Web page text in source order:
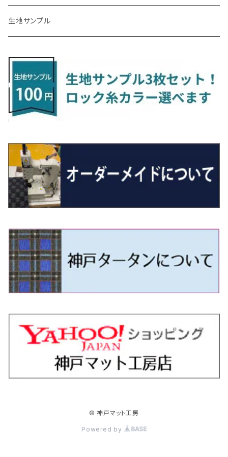
H23/10～R3/3 260系
アルファード/ヴェルファイアＨＶ
H27/1～R5/6 30系
R5/6～ 40系
H24/4～29/10 20系
ヴィッツ
H22/12～R2/3 130系
ヴォクシー
H26/1～R4/1 80系
R4/1～ 90系
エスクァイア
H26/10～R3/12 80系
エスティマ
H18/1～H24/5（前期）
H24/5～R1/10（後期）
エスティマ・ハイブリッド
H18/6～H24/5（前期）
H24/5～R1/10（後期）
オーリス
H24/8～H30/3 180系
カムリ
H24/5～ 160系
カローラ・クロス
カローラ・スポーツ
H27/9～R3/10 URJ201W
ＮＸ
R3/11～ 20系
H26/10～
ＲＸ
H27/10～R4/7 20系5人乗
H29/12～R4/7 20系7人乗
R4/11～ 10系
ＵＸ
H30/11～
H24/6～ E26 5・6人乗
H14/10～R2/3 Z11・Z12
キックス
R2/6~R8/6 15系(e-POWER)
R8/6～ 16系
H11/6～H16/10 Y34
サクラ
R4/5～ B6AW
シーマ
H13/1～R4/8 F50・Y51
シルビア
H3/1～H11/1 S13・S14
H11/1～H14/11 S15
シルフィ
H24/12～R3/10 TB17
ジューク
H22/6～R2/6 F15
スカイライン
H13/6～H18/11 V35
H26/2～ V37
スカイライン・クロスオーバー
H11/6～H16/10 Y34
H1/6～H11/6 Y30
セレナ
H22/11～H28/9 C26
H26/9～ S500系
H28/12～R1/7 LA600/610
ジャスティ
H23/5～ LA100系
ソルテラ
R4/5~ XEAM10X・YEAM15X
ディアスワゴン
H21/9～R2/4 S300系
トレジア
H22/11～H28/3 120系
フォレスター
H14/2～ SG/SH/SJ/SK系
プレオ
H22/4～H30/3 L275/285
プレオプラス
H24/12～H29/5 LA300/310
レヴォーグ
H15/6～R2/8 BN/BM/BL系
レガシィアウトバック
H15/10～ BP/BR/BS/BT系
レガシィツーリングワゴン
R2/10～ DREJ3P
アクセラ/アクセラ・スポーツ
H24/11～R1/8 GJ系
キャロル
H27/1～ HB36/37/97S
キャロルエコ
H24/11～H27/1 HB35S
スクラム
H17/9～ DG64/DG17
スクラムトラック
H25/9～ DG16T
デミオ
H19/7～R1/7 DE/DJ系
ビアンテ
H20/7～30/3 CC系
ファミリア バン
H30/6～ 160系
H24/10～ MJ系
フレアクロスオーバー
H26/1～ MS系
R2/6～ LA900/910S
タント
R1/7～ LA650/660
H28/11～ M900系
ハイゼット・キャディー
H28/6～R3/9 LA700V
ハイゼット・カーゴ
H16/12～ S300/S700系
ハイゼット・トラック
H11/1～ S200/S500系
ブーン
H28/4～R5/12 M700系
ミラ
H18/12～ L275/285
ミラ・イース
H23/9～ LA300系
ミラ・ココア
H30/6～ LA550/560S
ムーヴ
H26/12～R5/7 LA150/160S
ムーヴキャンバス
H17/5～H27/10 TA/TD系
エブリィ
H13/9～ DA系
クロスビー(XBEE)
H29/12～R7/10 MN71S
ジムニー
H3/6～ JA/JB系
ジムニーノマド
R7/4～ JC74W
ジムニーワイド/ジムニーシエラ
H10/1～H14/1 JB33/43W
H14/1～ JB43/74W
スイフト/スイフトスポーツ
H22/9～ スイフト
H23/12～
スペーシア/スペーシアカスタム/スペーシアギア
H25/3～R5/11
R5/11～ MK54S・MK94S
スペーシアベース
H23/1～H27/8 MA15S
H27/8～R2/12 MA26/36/46S
ハスラー
H26/1～ MR系
H31/3～ ｅｋクロス
R4/6～ B5AW
アイミーブ
H24/10～R2/12 GF系
アウトランダーＰＨＥＶ
H25/1～ GG/GN系 5人乗
エクリプスクロス/エクリプスクロスPHEV
H30/3～ GK/GL系
タウンボックス
H26/2～ DS17/64W
ディグニティ
H24/7～H29/1 BHGY51
デリカＤ：２
H23/3～ MB系
デリカＤ：３
H23/10～H31/4 BM20 7人乗
デリカＤ：５
R5/5～ B30系/BA系
パジェロ
H18/10～R1/8 7人乗ロング V90系
H26/12～R2/2 JF1/2
NBOXジョイ
H24/11～R2/3 JG1・JG2
R2/11～ JG3・JG4
N-ONE e:
R7/9~ JG5
N-VAN
H30/7～ JJ1・JJ2
N-VAN e:
R6/10~ JJ3
N‐WGN/N‐WGNカスタム
H25/11～ JH1・JH2・JH3・JH4
S660
H27/4～R3/12 JW5
WR-V
R6/3～ DG5
ZR-V
H11/6～H30/7 バン HH5・HH6
H21/12～R3/4 トラック
アコード・アコードハイブリッド
H25/6～R2/2 CR系
R3/6～ CDD系
H16/4～28/1 １T系 トゥラン
H23/2～ 7N系
Tクロス
R2/7～ A1D系
ティグアン
H20/9～H29/1 5NC系
トゥアレグ
H15/9～H30/4 7L/7P系
パサート
H23/5～H27/7 3CCAX
H27/7～ 3CC/3CD系
ザ・ビートル
H24/4～R3/4 16C系
ポロ
H21/10～H30/3 6RC系
H30/3～ AW系
H26/7～R4/2
ＣＬＡクラス
H27/6～R1/8
ＣＬＳクラス
H30/6～
Ｅクラス
H28/7～
ＧＬＡクラス
H26/5～R2/6
ＧＬＥクラス
R1/6～
Ｓクラス
H25/10～R3/10
Ｖクラス
H27/4～
ラグマットセカンド（L）
ラグマットミニ（S）
生地サンプル
© 神戸マット工房
Powered by